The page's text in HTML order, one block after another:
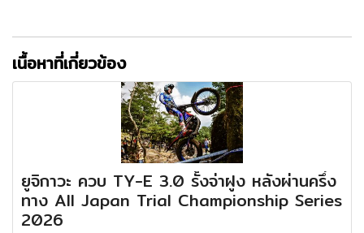
เนื้อหาที่เกี่ยวข้อง
ยูจิกาวะ ควบ TY-E 3.0 รั้งจ่าฝูง หลังผ่านครึ่ง
ทาง All Japan Trial Championship Series
2026